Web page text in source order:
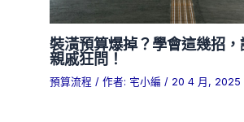
裝潢預算爆掉？學會這幾招，
親戚狂問！
預算流程 / 作者: 宅小編/ 20 4 月, 2025